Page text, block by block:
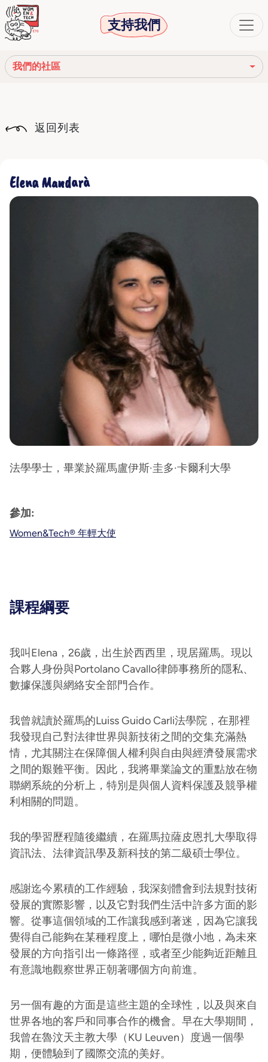
支持我們
我們的社區
我們的社區
返回列表
Elena Mandarà
法學學士，畢業於羅馬盧伊斯·圭多·卡爾利大學
參加:
Women&Tech® 年輕大使
課程綱要
我叫Elena，26歲，出生於西西里，現居羅馬。現以
合夥人身份與Portolano Cavallo律師事務所的隱私、
數據保護與網絡安全部門合作。
我曾就讀於羅馬的Luiss Guido Carli法學院，在那裡
我發現自己對法律世界與新技術之間的交集充滿熱
情，尤其關注在保障個人權利與自由與經濟發展需求
之間的艱難平衡。因此，我將畢業論文的重點放在物
聯網系統的分析上，特別是與個人資料保護及競爭權
利相關的問題。
我的學習歷程隨後繼續，在羅馬拉薩皮恩扎大學取得
資訊法、法律資訊學及新科技的第二級碩士學位。
感謝迄今累積的工作經驗，我深刻體會到法規對技術
發展的實際影響，以及它對我們生活中許多方面的影
響。從事這個領域的工作讓我感到著迷，因為它讓我
覺得自己能夠在某種程度上，哪怕是微小地，為未來
發展的方向指引出一條路徑，或者至少能夠近距離且
有意識地觀察世界正朝著哪個方向前進。
另一個有趣的方面是這些主題的全球性，以及與來自
世界各地的客戶和同事合作的機會。早在大學期間，
我曾在魯汶天主教大學（KU Leuven）度過一個學
期，便體驗到了國際交流的美好。